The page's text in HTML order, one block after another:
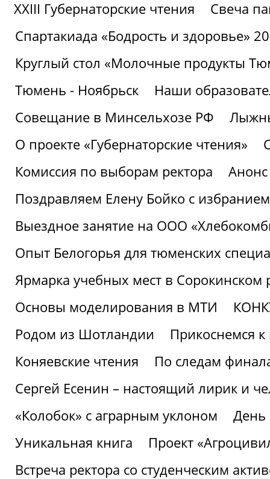
XXIII Губернаторские чтения
Свеча
Спартакиада «Бодрость и здоровье»
Круглый стол «Молочные продукты
Тюмень - Ноябрьск
Наши
Совещание в Минсельхозе РФ
О проекте «Губернаторские чтения»
Комиссия по выборам ректора
Поздравляем Елену Бойко с
Выездное занятие на ООО
Опыт Белогорья для тюменских
Ярмарка учебных мест в Сорокинском
Основы моделирования в МТИ
Родом из Шотландии
Прикоснемся
Коняевские чтения
По следам
Сергей Есенин – настоящий лирик и
«Колобок» с аграрным уклоном
День
Уникальная книга
Проект
Встреча ректора со студенческим